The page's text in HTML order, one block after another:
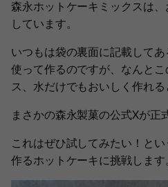
森永ホットケーキミックスは
しています。
いつもは袋の裏面に記載して
使って作るのですが、なんと
ス、水だけでもおいしく作れ
まさかの森永製菓の公式Xが正
これはぜひ試してみたい！と
作るホットケーキに挑戦します